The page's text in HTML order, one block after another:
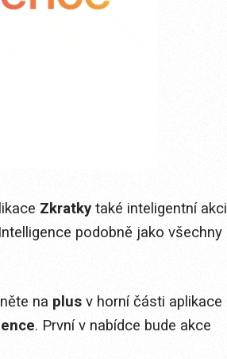
Zkratkytaké inteligentní akci
podobně jako všechny
na plus v horní části aplikace
. První v nabídce bude akce